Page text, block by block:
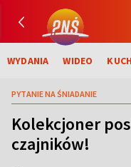
WYDANIA WIDEO
PYTANIE NA ŚNIADANIE
Kolekcjoner
czajników!